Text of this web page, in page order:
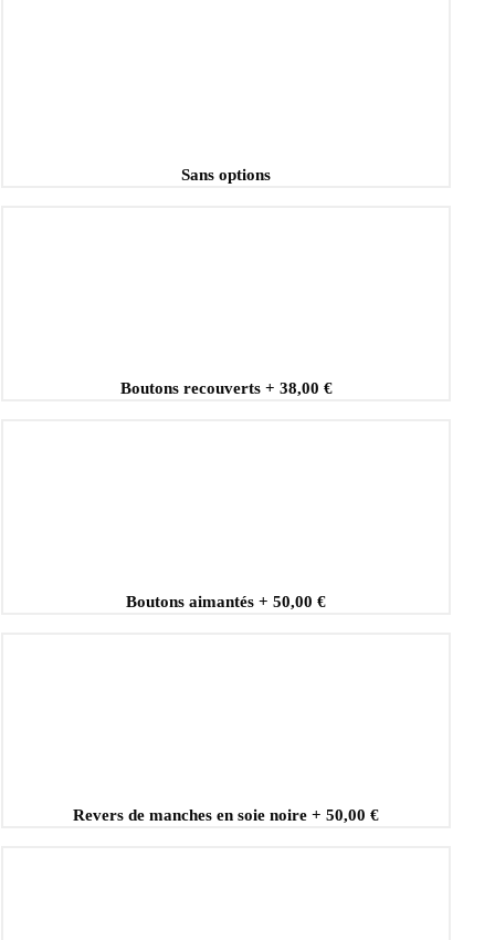
Sans options
Boutons recouverts+ 38,00 €
Boutons aimantés +50,00 €
Revers de manches en soie noire+50,00 €